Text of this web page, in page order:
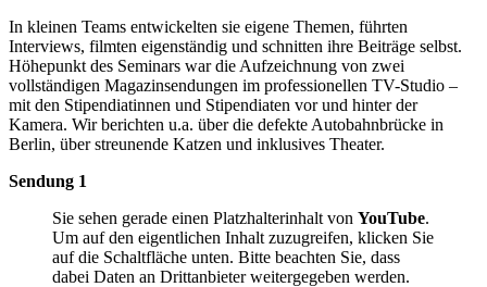
In kleinen Teams entwickelten sie eigene Themen, führten
Interviews, filmten eigenständig und schnitten ihre Beiträge selbst.
Höhepunkt des Seminars war die Aufzeichnung von zwei
vollständigen Magazinsendungen im professionellen TV-Studio –
mit den Stipendiatinnen und Stipendiaten vor und hinter der
Kamera. Wir berichten u.a. über die defekte Autobahnbrücke in
Berlin, über streunende Katzen und inklusives Theater.
Sendung 1
Sie sehen gerade einen Platzhalterinhalt von YouTube.
Um auf den eigentlichen Inhalt zuzugreifen, klicken Sie
auf die Schaltfläche unten. Bitte beachten Sie, dass
dabei Daten an Drittanbieter weitergegeben werden.